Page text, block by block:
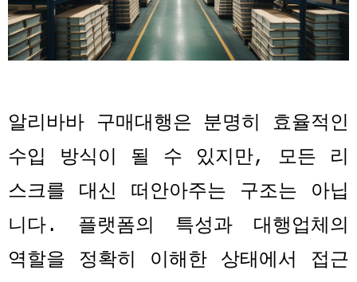
알리바바 구매대행은 분명히 효율적인
수입 방식이 될 수 있지만, 모든 리
스크를 대신 떠안아주는 구조는 아닙
니다. 플랫폼의 특성과 대행업체의
역할을 정확히 이해한 상태에서 접근